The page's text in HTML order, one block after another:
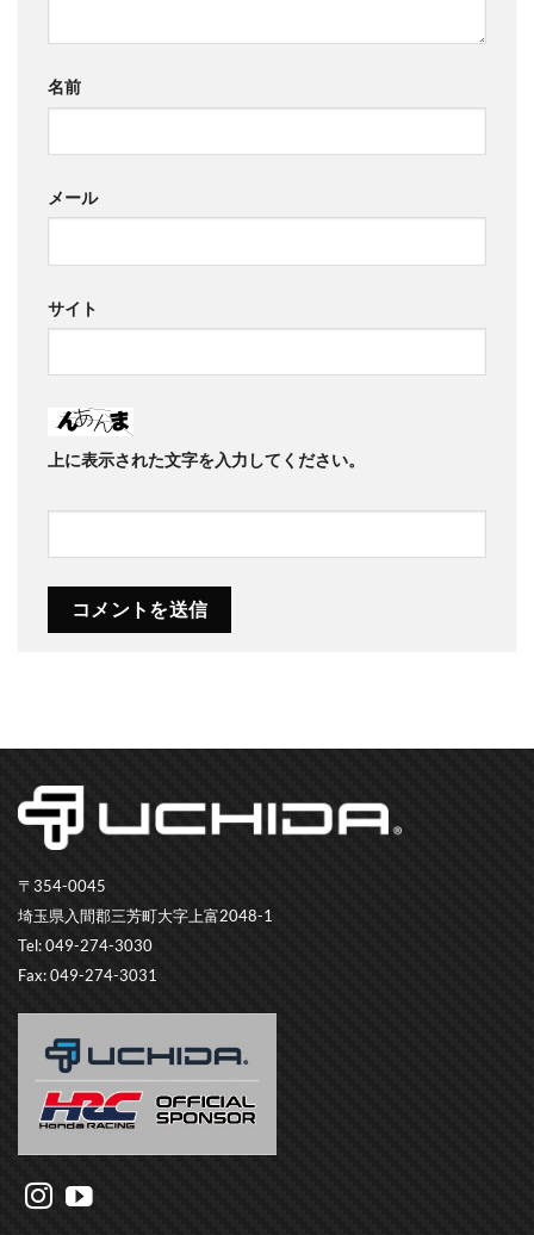
名前
メール
サイト
上に表示された文字を入力してください。
〒354-0045
埼玉県入間郡三芳町大字上富2048-1
Tel: 049-274-3030
Fax: 049-274-3031